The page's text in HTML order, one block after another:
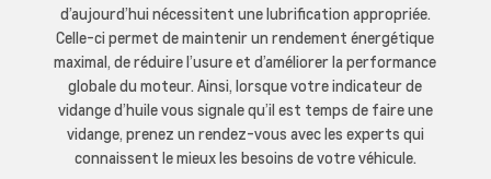
d’aujourd’hui nécessitent une lubrification appropriée.
Celle-ci permet de maintenir un rendement énergétique
maximal, de réduire l’usure et d’améliorer la performance
globale du moteur. Ainsi, lorsque votre indicateur de
vidange d’huile vous signale qu’il est temps de faire une
vidange, prenez un rendez-vous avec les experts qui
connaissent le mieux les besoins de votre véhicule.